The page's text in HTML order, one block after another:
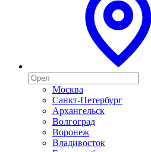
Москва
Санкт-Петербург
Архангельск
Волгоград
Воронеж
Владивосток